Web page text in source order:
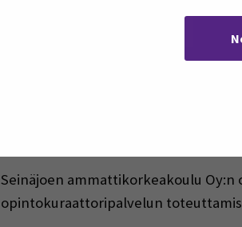
Seinäjoen ammattikorkeakoulu
opintokuraattoripalvelun